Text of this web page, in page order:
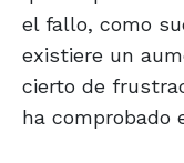
el fallo, como
existiere un
cierto de
ha comprobado